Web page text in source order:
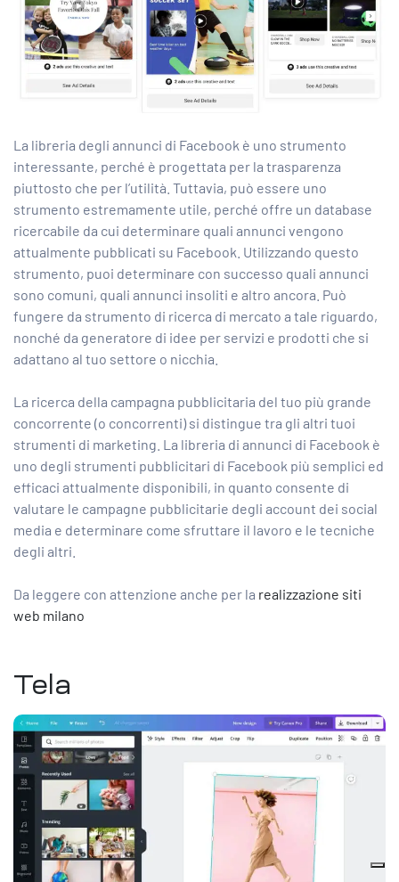
La libreria degli annunci di Facebook è uno strumento
interessante, perché è progettata per la trasparenza
piuttosto che per l’utilità. Tuttavia, può essere uno
strumento estremamente utile, perché offre un database
ricercabile da cui determinare quali annunci vengono
attualmente pubblicati su Facebook. Utilizzando questo
strumento, puoi determinare con successo quali annunci
sono comuni, quali annunci insoliti e altro ancora. Può
fungere da strumento di ricerca di mercato a tale riguardo,
nonché da generatore di idee per servizi e prodotti che si
adattano al tuo settore o nicchia.
La ricerca della campagna pubblicitaria del tuo più grande
concorrente (o concorrenti) si distingue tra gli altri tuoi
strumenti di marketing. La libreria di annunci di Facebook è
uno degli strumenti pubblicitari di Facebook più semplici ed
efficaci attualmente disponibili, in quanto consente di
valutare le campagne pubblicitarie degli account dei social
media e determinare come sfruttare il lavoro e le tecniche
degli altri.
Da leggere con attenzione anche per la realizzazione siti
web milano
Tela